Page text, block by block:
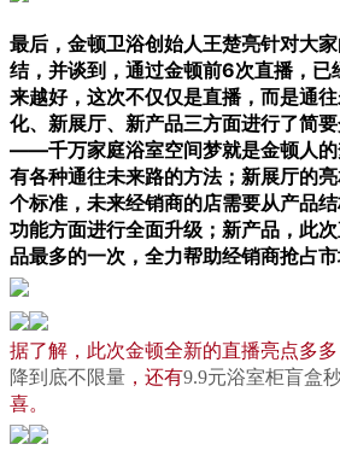
最后， 金顿卫浴创始人王楚亮针对大
结，并谈到，通过金顿前6次直播，已
来越好，这次不仅仅是直播，而是通
化、新展厅、新产品三方面进行了简
——千万家庭浴室空间梦就是金顿人的
有各种通往未来路的方法；新展厅的
个标准，未来经销商的店需要从产品结
功能方面进行全面升级；新产品，此
品最多的一次，全力帮助经销商抢占市
据了解，此次金顿全新的直播亮点多
降到底不限量 ，还有9.9元浴室柜盲盒
喜。